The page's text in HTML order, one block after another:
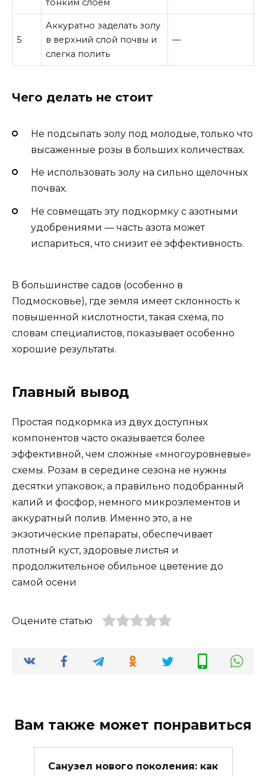
тонким слоем
5
Аккуратно заделать золу
в верхний слой почвы и
слегка полить
—
Чего делать не стоит
Не подсыпать золу под молодые, только что
высаженные розы в больших количествах.
Не использовать золу на сильно щелочных
почвах.
Не совмещать эту подкормку с азотными
удобрениями — часть азота может
испариться, что снизит её эффективность.
В большинстве садов (особенно в
Подмосковье), где земля имеет склонность к
повышенной кислотности, такая схема, по
словам специалистов, показывает особенно
хорошие результаты.
Главный вывод
Простая подкормка из двух доступных
компонентов часто оказывается более
эффективной, чем сложные «многоуровневые»
схемы. Розам в середине сезона не нужны
десятки упаковок, а правильно подобранный
калий и фосфор, немного микроэлементов и
аккуратный полив. Именно это, а не
экзотические препараты, обеспечивает
плотный куст, здоровые листья и
продолжительное обильное цветение до
самой осени
Оцените статью
Вам также может понравиться
Санузел нового поколения: как